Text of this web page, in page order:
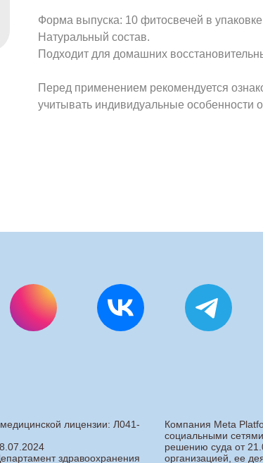
Форма выпуска: 10 фитосвечей в
Натуральный состав.
Подходит для домашних
Перед применением рекомендуется
учитывать индивидуальные особенности
Компания Meta
социальными
решению суда от
организацией, ее
лицензии: Л041-
здравоохранения